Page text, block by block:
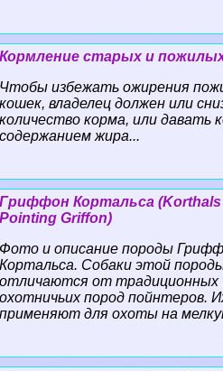
Кормление старых и
Чтобы избежать ожирения
кошек, владелец должен или
количество корма, или давать
содержанием жира...
Гриффон Кортальса (Korthals
Pointing Griffon)
Фото и описание породы
Кортальса. Собаки этой
отличаются от традиционных
охотничьих пород пойнтеров.
применяют для охоты на